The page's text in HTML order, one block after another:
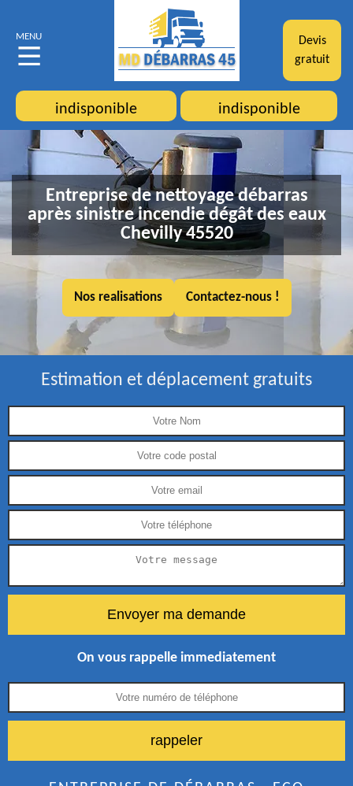
MENU
Devis
gratuit
indisponible indisponible
Entreprise de nettoyage débarras
après sinistre incendie dégât des eaux
Chevilly 45520
Nos realisations Contactez-nous !
Estimation et déplacement gratuits
On vous rappelle immediatement